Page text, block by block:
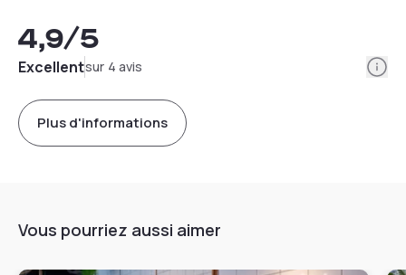
4,9/5
Excellentsur 4 avis
Plus d'informations
Vous pourriez aussi aimer